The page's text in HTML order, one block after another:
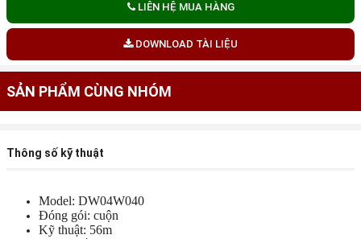
LIÊN HỆ MUA HÀNG
DOWNLOAD TÀI LIỆU
SẢN PHẨM CÙNG NHÓM
Thông số kỹ thuật
Model: DW04W040
Đóng gói: cuộn
Kỹ thuật: 56m